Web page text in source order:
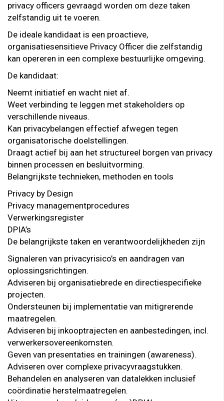
privacy officers gevraagd worden om deze taken
zelfstandig uit te voeren.
De ideale kandidaat is een proactieve,
organisatiesensitieve Privacy Officer die zelfstandig
kan opereren in een complexe bestuurlijke omgeving.
De kandidaat:
Neemt initiatief en wacht niet af.
Weet verbinding te leggen met stakeholders op
verschillende niveaus.
Kan privacybelangen effectief afwegen tegen
organisatorische doelstellingen.
Draagt actief bij aan het structureel borgen van privacy
binnen processen en besluitvorming.
Belangrijkste technieken, methoden en tools
Privacy by Design
Privacy managementprocedures
Verwerkingsregister
DPIA’s
De belangrijkste taken en verantwoordelijkheden zijn
Signaleren van privacyrisico’s en aandragen van
oplossingsrichtingen.
Adviseren bij organisatiebrede en directiespecifieke
projecten.
Ondersteunen bij implementatie van mitigrerende
maatregelen.
Adviseren bij inkooptrajecten en aanbestedingen, incl.
verwerkersovereenkomsten.
Geven van presentaties en trainingen (awareness).
Adviseren over complexe privacyvraagstukken.
Behandelen en analyseren van datalekken inclusief
coördinatie herstelmaatregelen.